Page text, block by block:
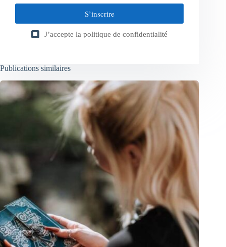
S’inscrire
J’accepte la politique de confidentialité
Publications similaires